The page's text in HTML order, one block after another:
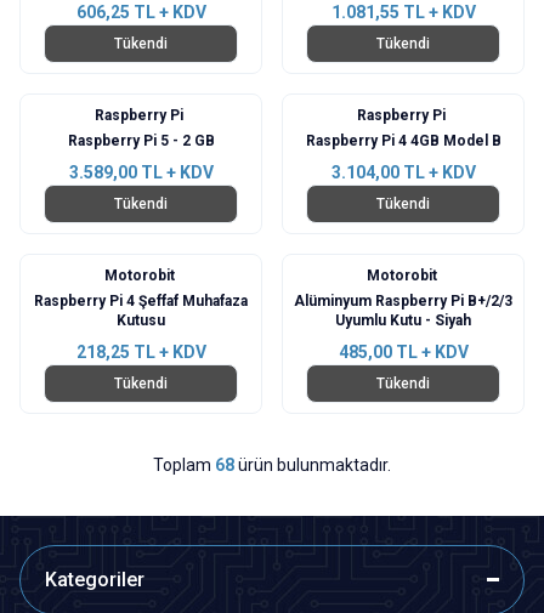
606,25 TL + KDV
Tükendi
1.081,55 TL + KDV
Tükendi
Raspberry Pi
Raspberry Pi 5 - 2 GB
3.589,00TL + KDV
Tükendi
Raspberry Pi
Raspberry Pi 4 4GB Model B
3.104,00TL + KDV
Tükendi
Motorobit
Raspberry Pi 4 Şeffaf Muhafaza
Kutusu
218,25 TL + KDV
Tükendi
Motorobit
Alüminyum Raspberry Pi B+/2/3
Uyumlu Kutu - Siyah
485,00TL + KDV
Tükendi
Toplam 68ürün bulunmaktadır.
Kategoriler